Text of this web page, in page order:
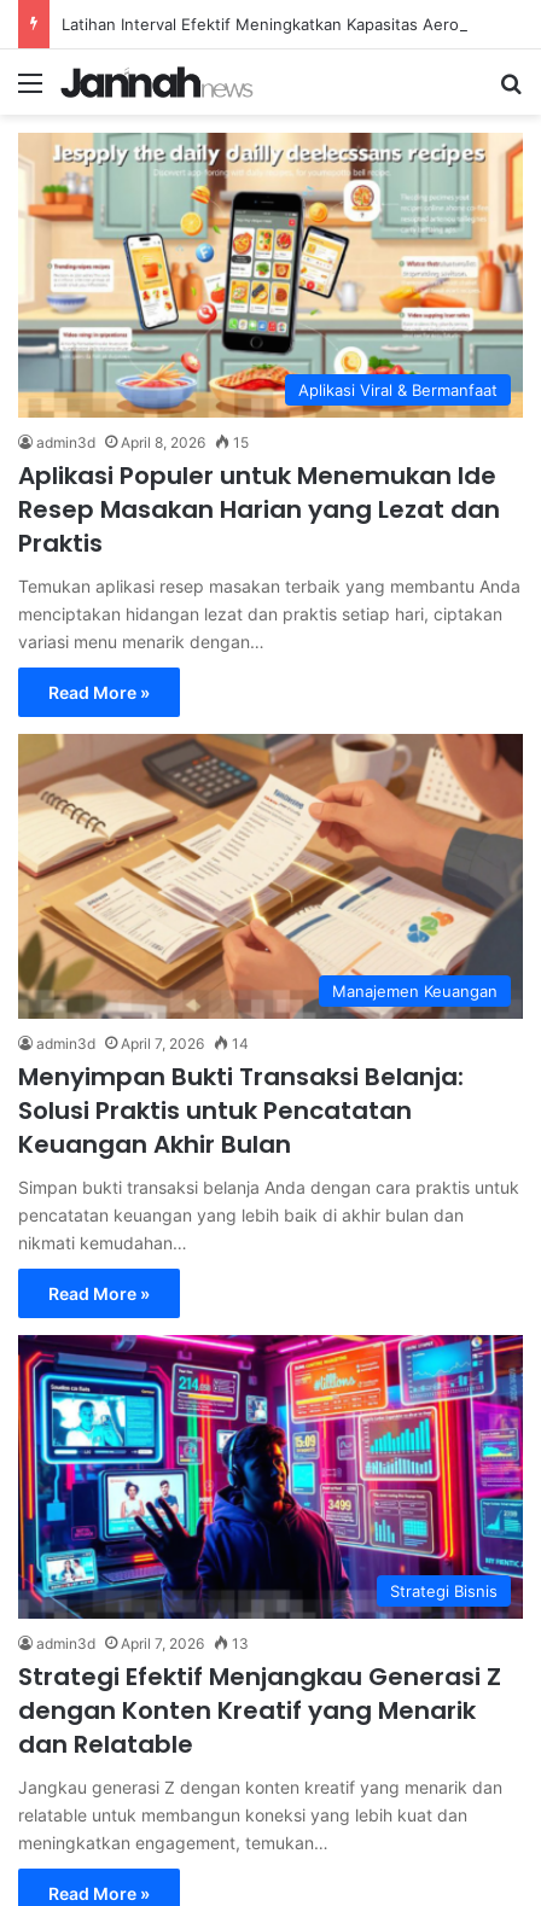
Menu
Aplikasi Viral & Bermanfaat
admin3d April 8, 2026 15
Aplikasi Populer untuk Menemukan Ide
Resep Masakan Harian yang Lezat dan
Praktis
Temukan aplikasi resep masakan terbaik yang membantu Anda
menciptakan hidangan lezat dan praktis setiap hari, ciptakan
variasi menu menarik dengan…
Read More »
Manajemen Keuangan
admin3d April 7, 2026 14
Menyimpan Bukti Transaksi Belanja:
Solusi Praktis untuk Pencatatan
Keuangan Akhir Bulan
Simpan bukti transaksi belanja Anda dengan cara praktis untuk
pencatatan keuangan yang lebih baik di akhir bulan dan
nikmati kemudahan…
Read More »
Strategi Bisnis
admin3d April 7, 2026 13
Strategi Efektif Menjangkau Generasi Z
dengan Konten Kreatif yang Menarik
dan Relatable
Jangkau generasi Z dengan konten kreatif yang menarik dan
relatable untuk membangun koneksi yang lebih kuat dan
meningkatkan engagement, temukan…
Read More »